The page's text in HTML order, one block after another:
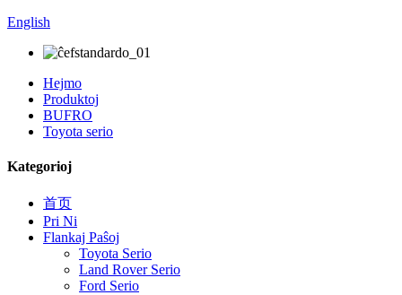
English
Hejmo
Produktoj
BUFRO
Toyota serio
Kategorioj
首页
Pri Ni
Flankaj Paŝoj
Toyota Serio
Land Rover Serio
Ford Serio